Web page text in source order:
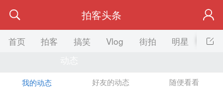
拍客头条
首页 拍客 搞笑 Vlog 街拍 明星 美女
我的动态 好友的动态 随便看看